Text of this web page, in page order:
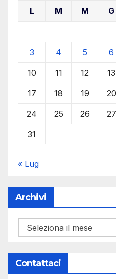
L M M G
3 4 5 6
10 11 12 13
17 18 19 20
24 25 26 27
31
« Lug
Archivi
Archivi
Contattaci